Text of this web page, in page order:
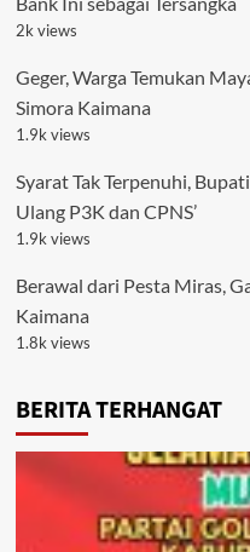
2k views
Geger, Warga Temukan
Simora Kaimana
1.9k views
Syarat Tak Terpenuhi,
Ulang P3K dan CPNS’
1.9k views
Berawal dari Pesta Miras,
Kaimana
1.8k views
BERITA TERHANGAT